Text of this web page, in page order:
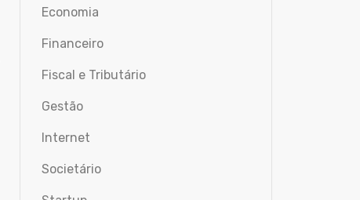
Economia
Financeiro
Fiscal e Tributário
Gestão
Internet
Societário